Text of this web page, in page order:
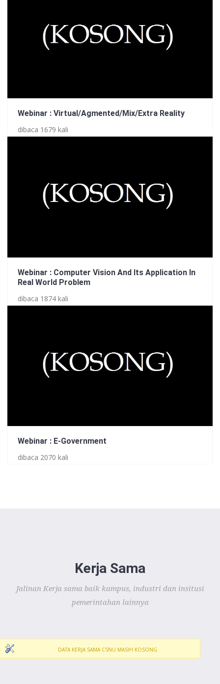
Webinar : Virtual/Agmented/Mix/Extra Reality
dibaca 1679 kali
Webinar : Computer Vision And Its Application In
Real World Problem
dibaca 1874 kali
Webinar : E-Government
dibaca 2070 kali
Kerja Sama
Jalinan Kerja sama baik kampus, industri dan insitusi
pemerintahan lainnya
DATA KERJA SAMA CSNU MASIH KOSONG